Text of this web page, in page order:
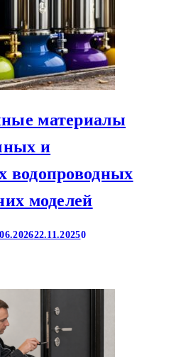
материалы
и
водопроводных
моделей
22.11.20250